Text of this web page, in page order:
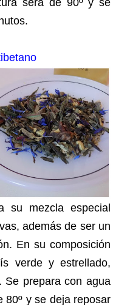
será de 90º y se
su mezcla especial
además de ser un
En su composición
verde y estrellado,
Se prepara con agua
80º y se deja reposar